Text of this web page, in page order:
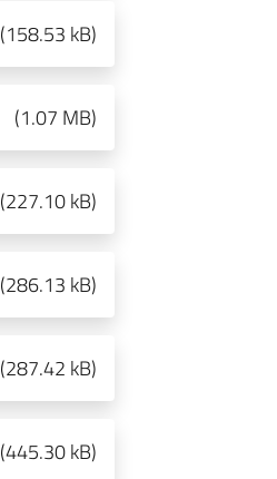
(158.53 kB)
(1.07 MB)
(227.10 kB)
(286.13 kB)
(287.42 kB)
(445.30 kB)